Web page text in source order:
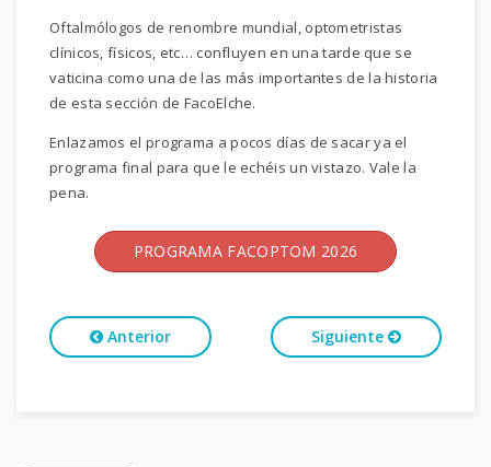
Oftalmólogos de renombre mundial, optometristas
clínicos, físicos, etc… confluyen en una tarde que se
vaticina como una de las más importantes de la historia
de esta sección de FacoElche.
Enlazamos el programa a pocos días de sacar ya el
programa final para que le echéis un vistazo. Vale la
pena.
PROGRAMA FACOPTOM 2026
Anterior Siguiente